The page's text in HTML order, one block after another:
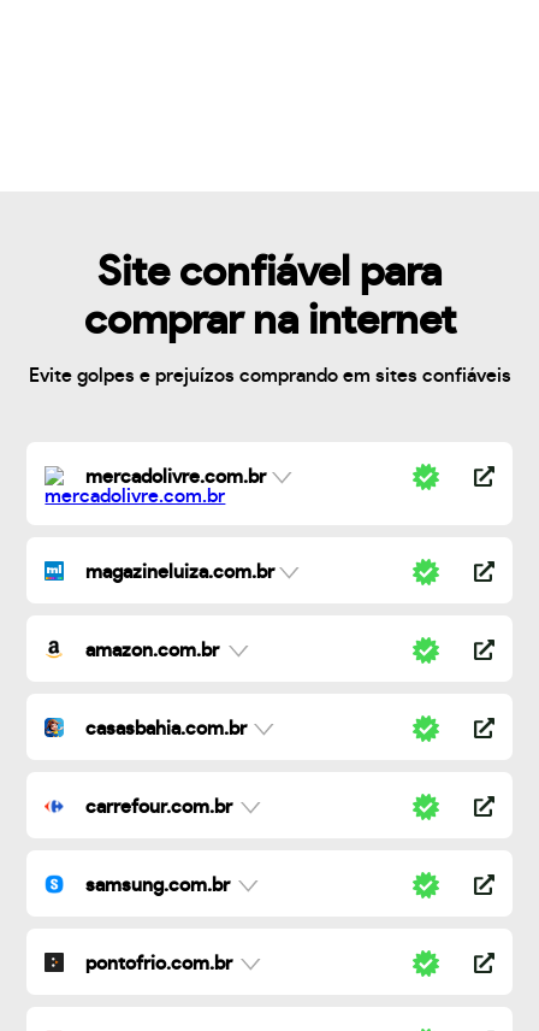
Site confiável para
comprar na internet
Evite golpes e prejuízos comprando em sites confiáveis
mercadolivre.com.br
magazineluiza.com.br
amazon.com.br
casasbahia.com.br
carrefour.com.br
samsung.com.br
pontofrio.com.br